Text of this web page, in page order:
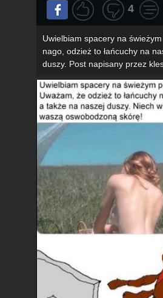
4
Uwielbiam spacery na
nago, odzież to łańcuchy na
duszy. Post napisany przez